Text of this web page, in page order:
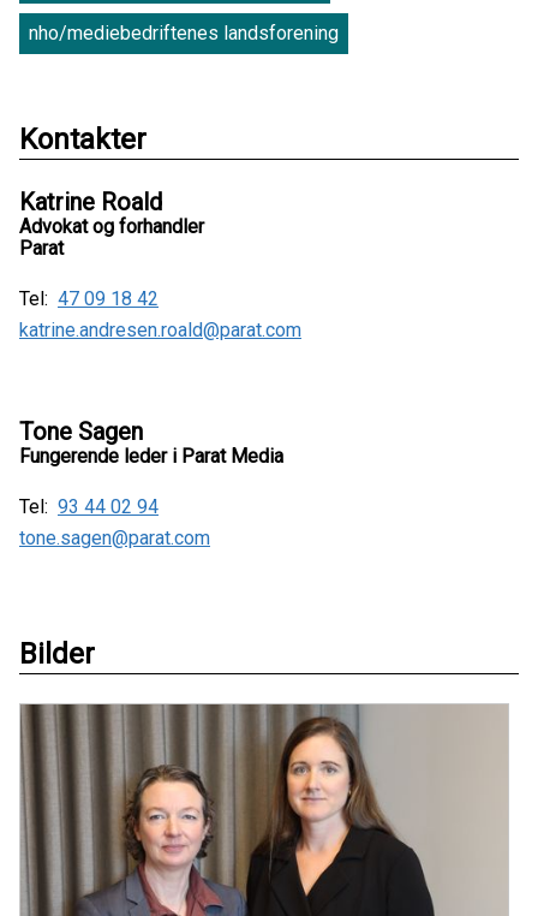
nho/mediebedriftenes landsforening
Kontakter
Katrine Roald
Advokat og forhandler
Parat
Tel: 47 09 18 42
katrine.andresen.roald@parat.com
Tone Sagen
Fungerende leder i Parat Media
Tel: 93 44 02 94
tone.sagen@parat.com
Bilder